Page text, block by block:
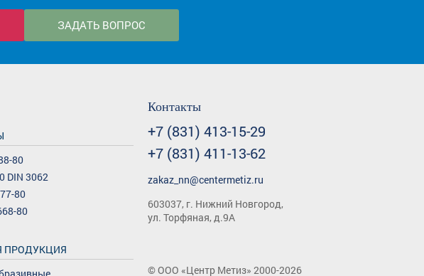
ЗАДАТЬ ВОПРОС
80
DIN 3062
80
80
ПРОДУКЦИЯ
Контакты
+7 (831) 413-15-29
+7 (831) 411-13-62
zakaz_nn@centermetiz.ru
603037, г. Нижний Новгород,
ул. Торфяная, д.9А
©ООО «Центр Метиз» 2000-2026